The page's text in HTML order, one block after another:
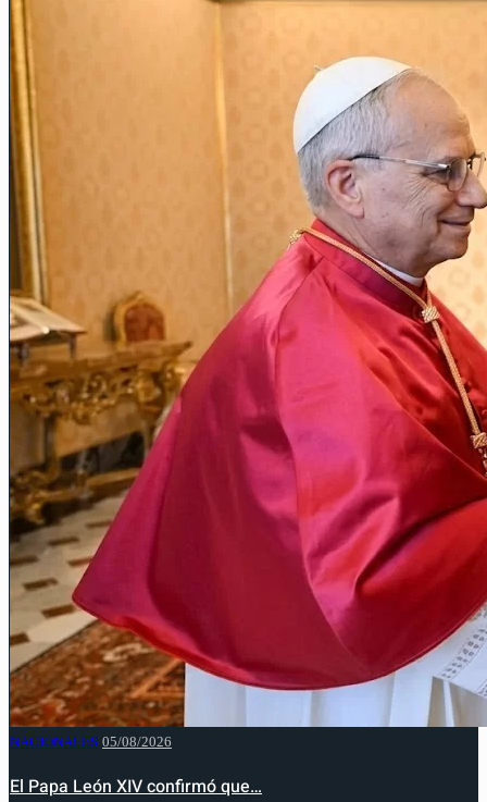
NACIONALES 05/08/2026
El Papa León XIV confirmó que…